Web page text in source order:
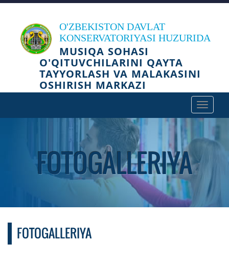
O'ZBEKISTON DAVLAT
KONSERVATORIYASI HUZURIDA
MUSIQA SOHASI
O'QITUVCHILARINI QAYTA
TAYYORLASH VA MALAKASINI
OSHIRISH MARKAZI
Toggle
FOTOGALLERIYA
FOTOGALLERIYA